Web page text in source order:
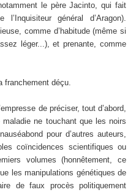
le père Jacinto, qui fait
général d’Aragon).
comme d’habitude (même si
léger...), et prenante, comme
franchement déçu.
de préciser, tout d’abord,
ne touchant que les noirs
pour d’autres auteurs,
coïncidences scientifiques ou
volumes (honnêtement, ce
les manipulations génétiques de
de faux procès politiquement